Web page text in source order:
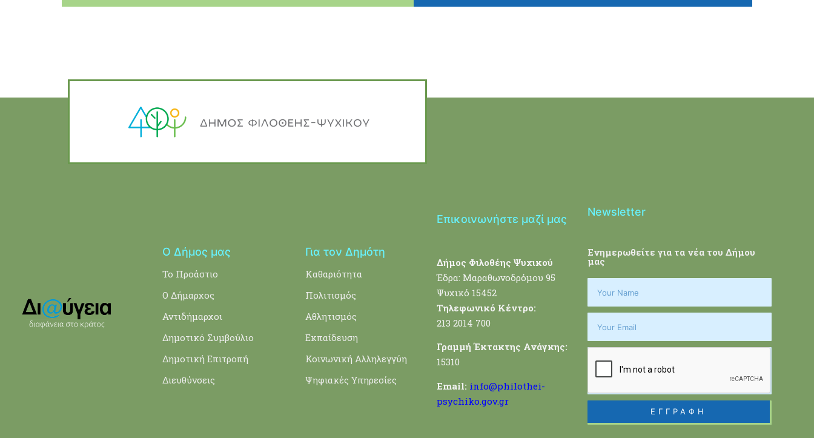
Ο Δήμος μας
Το Προάστιο
Ο Δήμαρχος
Αντιδήμαρχοι
Δημοτικό Συμβούλιο
Δημοτική Επιτροπή
Διευθύνσεις
Για τον Δημότη
Καθαριότητα
Πολιτισμός
Αθλητισμός
Εκπαίδευση
Κοινωνική Αλληλεγγύη
Ψηφιακές Υπηρεσίες
Επικοινωνήστε μαζί μας
Δήμος Φιλοθέης Ψυχικού
Έδρα: Μαραθωνοδρόμου 95
Ψυχικό 15452
Τηλεφωνικό Κέντρο:
213 2014 700
Γραμμή Έκτακτης Ανάγκης:
15310
Email: info@philothei-
psychiko.gov.gr
Newsletter
Ενημερωθείτε για τα νέα του Δήμου
μας
ΕΓΓΡΑΦΗ